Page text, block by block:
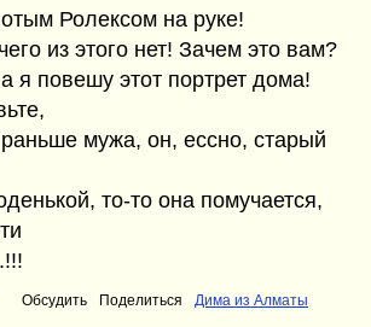
Ролексом на руке!
из этого нет! Зачем это вам?
я повешу этот портрет дома!
мужа, он, ессно, старый
то-то она помучается,
Обсудить Поделиться Дима из Алматы